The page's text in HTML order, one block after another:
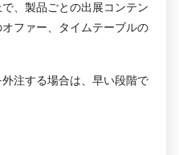
、製品ごとの出展コンテン
ファー、タイムテーブルの
注する場合は、早い段階で